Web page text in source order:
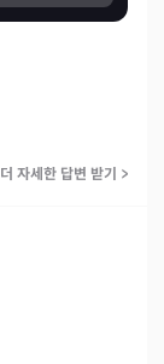
더 자세한 답변 받기 >